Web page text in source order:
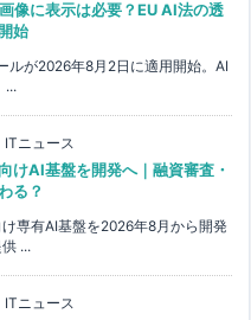
像に表示は必要？EU AI法の透
始
ルが2026年8月2日に適用開始。AI
...
ITニュース
けAI基盤を開発へ｜融資審査・
る？
専有AI基盤を2026年8月から開発
...
ITニュース